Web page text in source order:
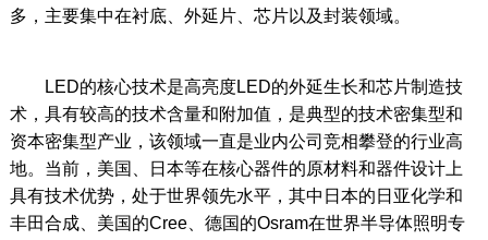
多，主要集中在衬底、外延片、芯片以及封装领域。
LED的核心技术是高亮度LED的外延生长和芯片制造技
术，具有较高的技术含量和附加值，是典型的技术密集型和
资本密集型产业，该领域一直是业内公司竞相攀登的行业高
地。当前，美国、日本等在核心器件的原材料和器件设计上
具有技术优势，处于世界领先水平，其中日本的日亚化学和
丰田合成、美国的Cree、德国的Osram在世界半导体照明专